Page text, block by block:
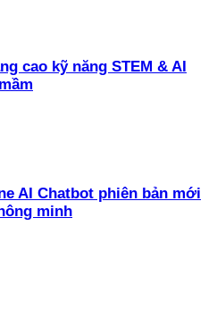
cao kỹ năng STEM & AI
AI Chatbot phiên bản mới
minh